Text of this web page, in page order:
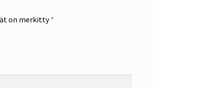
on merkitty*